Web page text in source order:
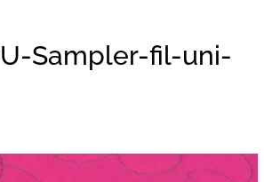
Sampler-fil-uni-